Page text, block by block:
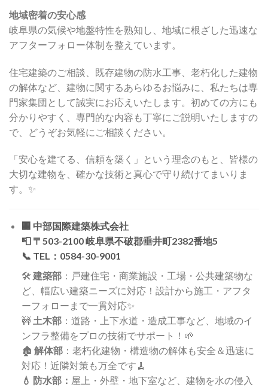
地域密着の安心感
岐阜県の気候や地盤特性を熟知し、地域に根ざした迅速な
アフターフォロー体制を整えています。
住宅建築のご相談、既存建物の防水工事、老朽化した建物
の解体など、建物に関するあらゆるお悩みに、私たちは専
門家集団として誠実にお応えいたします。初めての方にも
分かりやすく、専門的な内容も丁寧にご説明いたしますの
で、どうぞお気軽にご相談ください。
「安心を建てる、信頼を築く」という理念のもと、皆様の
大切な建物を、確かな技術と真心で守り続けてまいりま
す。✨
中部国際建築株式会社
📮 〒503-2100 岐阜県不破郡垂井町2382番地5
📞 TEL：0584-30-9001
🛠️ 建築部：戸建住宅・商業施設・工場・公共建築物な
ど、幅広い建築ニーズに対応！設計から施工・アフタ
ーフォローまで一貫対応✨
🚧 土木部：道路・上下水道・造成工事など、地域のイ
ンフラ整備をプロの技術でサポート！🌱
🏚️ 解体部：老朽化建物・構造物の解体も安全＆迅速に
対応！近隣対策も万全です🧹
💧 防水部： 屋上・外壁・地下室など、建物を水の侵入